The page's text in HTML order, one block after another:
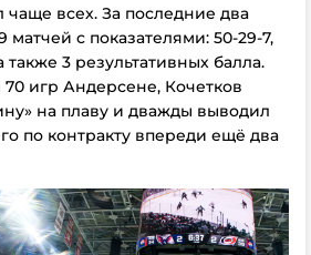
всех. За последние два
матчей с показателями: 50-29-7,
также 3 результативных балла.
игр Андерсене, Кочетков
на плаву и дважды выводил
по контракту впереди ещё два